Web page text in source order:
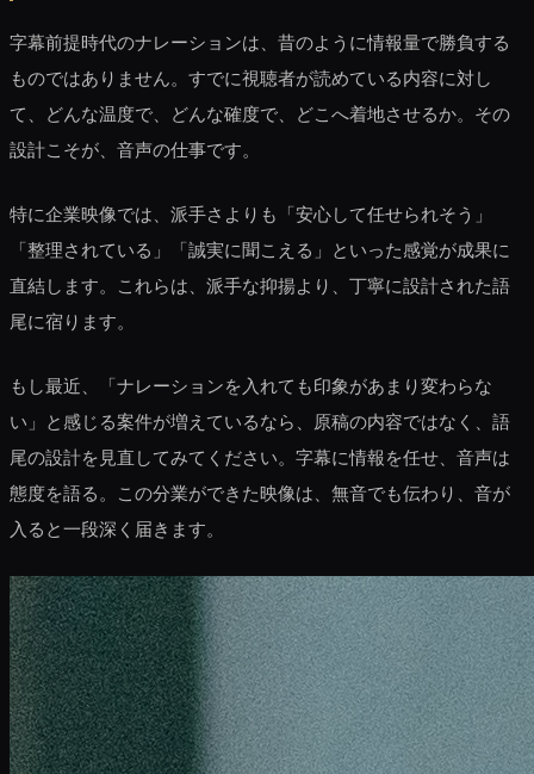
字幕前提時代のナレーションは、昔のように情報量で勝負する
ものではありません。すでに視聴者が読めている内容に対し
て、どんな温度で、どんな確度で、どこへ着地させるか。その
設計こそが、音声の仕事です。
特に企業映像では、派手さよりも「安心して任せられそう」
「整理されている」「誠実に聞こえる」といった感覚が成果に
直結します。これらは、派手な抑揚より、丁寧に設計された語
尾に宿ります。
もし最近、「ナレーションを入れても印象があまり変わらな
い」と感じる案件が増えているなら、原稿の内容ではなく、語
尾の設計を見直してみてください。字幕に情報を任せ、音声は
態度を語る。この分業ができた映像は、無音でも伝わり、音が
入ると一段深く届きます。